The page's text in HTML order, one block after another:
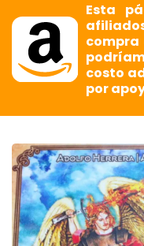
Esta
costo
por